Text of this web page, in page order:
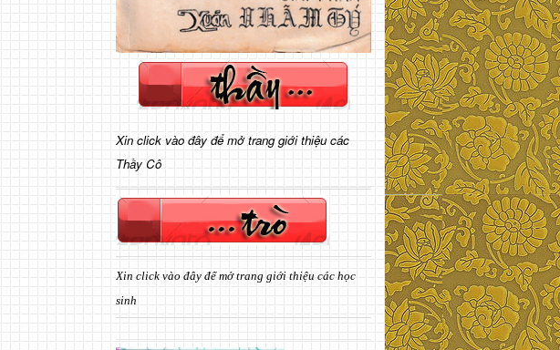
Xin click vào đây để mở trang giới thiệu các
Thầy Cô
Xin click vào đây để mở trang giới thiệu các học
sinh